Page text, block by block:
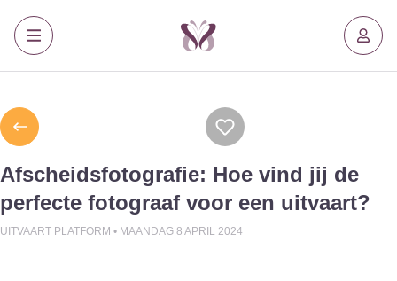
Afscheidsfotografie: Hoe vind jij de
perfecte fotograaf voor een uitvaart?
UITVAART PLATFORM • MAANDAG 8 APRIL 2024